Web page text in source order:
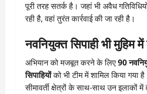
पूरी तरह सतर्क है। जहां भी अवैध
रही है, वहां तुरंत कार्रवाई की जा रही है।
नवनियुक्त सिपाही भी मुहिम
अभियान को मजबूत करने के लिए90
सिपाहियोंको भी टीम में शामिल किया गया
सीमावर्ती क्षेत्रों के साथ-साथ उन इलाकों